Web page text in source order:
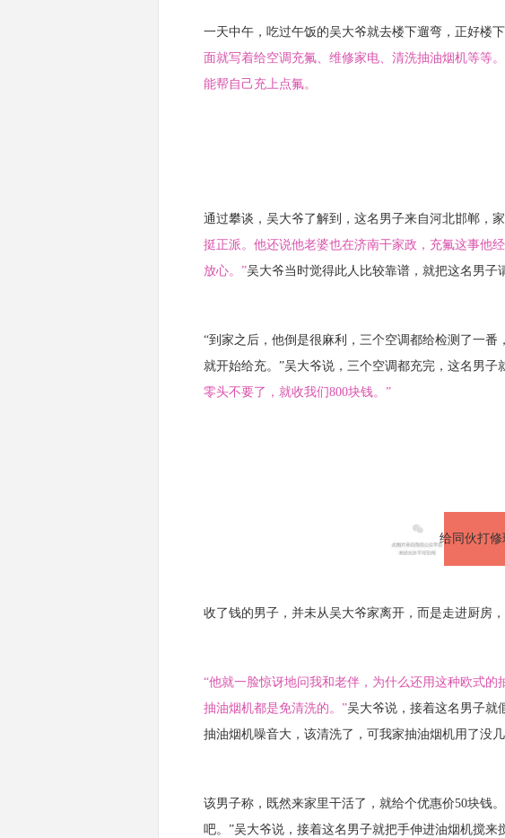
一天中午，吃过午饭的吴大爷就去楼下遛弯，正好楼
面就写着给空调充氟、维修家电、清洗抽油烟机等等
能帮自己充上点氟。
通过攀谈，吴大爷了解到，这名男子来自河北邯郸，
挺正派。他还说他老婆也在济南干家政，充氟这事他
放心。”吴大爷当时觉得此人比较靠谱，就把这名男子
“到家之后，他倒是很麻利，三个空调都给检测了一番
就开始给充。”吴大爷说，三个空调都充完，这名男子
零头不要了，就收我们800块钱。”
给同伙打
收了钱的男子，并未从吴大爷家离开，而是走进厨房
“他就一脸惊讶地问我和老伴，为什么还用这种欧式
抽油烟机都是免清洗的。”吴大爷说，接着这名男子就
抽油烟机噪音大，该清洗了，可我家抽油烟机用了没
该男子称，既然来家里干活了，就给个优惠价50块钱
吧。”吴大爷说，接着这名男子就把手伸进油烟机搅来